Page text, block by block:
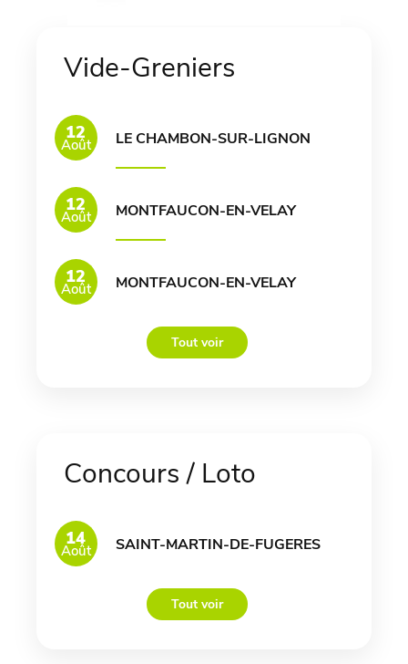
Vide-Greniers
12
Août LE CHAMBON-SUR-LIGNON
12
Août MONTFAUCON-EN-VELAY
12
Août MONTFAUCON-EN-VELAY
Tout voir
Concours / Loto
14
Août SAINT-MARTIN-DE-FUGERES
Tout voir